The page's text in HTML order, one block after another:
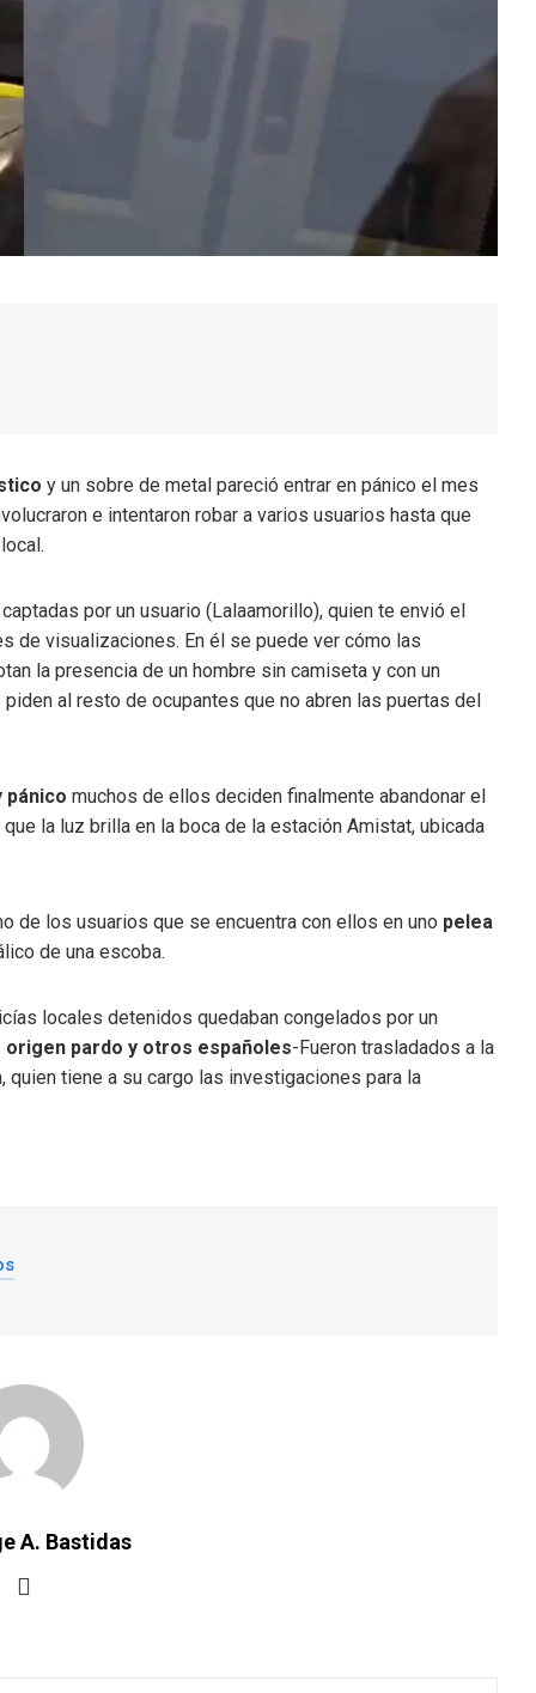
y un sobre de metal pareció entrar en pánico el mes
e intentaron robar a varios usuarios hasta que
por un usuario (Lalaamorillo), quien te envió el
de visualizaciones. En él se puede ver cómo las
la presencia de un hombre sin camiseta y con un
al resto de ocupantes que no abren las puertas del
pánico muchos de ellos deciden finalmente abandonar el
la luz brilla en la boca de la estación Amistat, ubicada
de los usuarios que se encuentra con ellos en uno pelea
de una escoba.
locales detenidos quedaban congelados por un
origen pardo y otros españoles-Fueron trasladados a la
quien tiene a su cargo las investigaciones para la
A. Bastidas